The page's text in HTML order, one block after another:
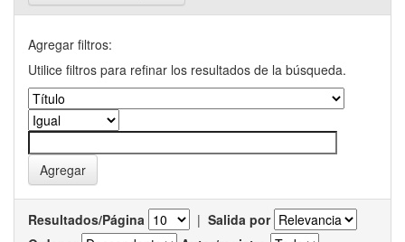
Agregar filtros:
Utilice filtros para refinar los resultados de la búsqueda.
Resultados/Página | Salida por